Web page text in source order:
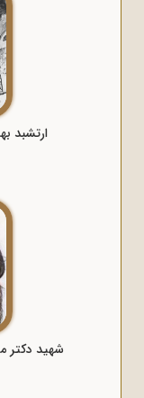
ارتشبد
شهید دکتر